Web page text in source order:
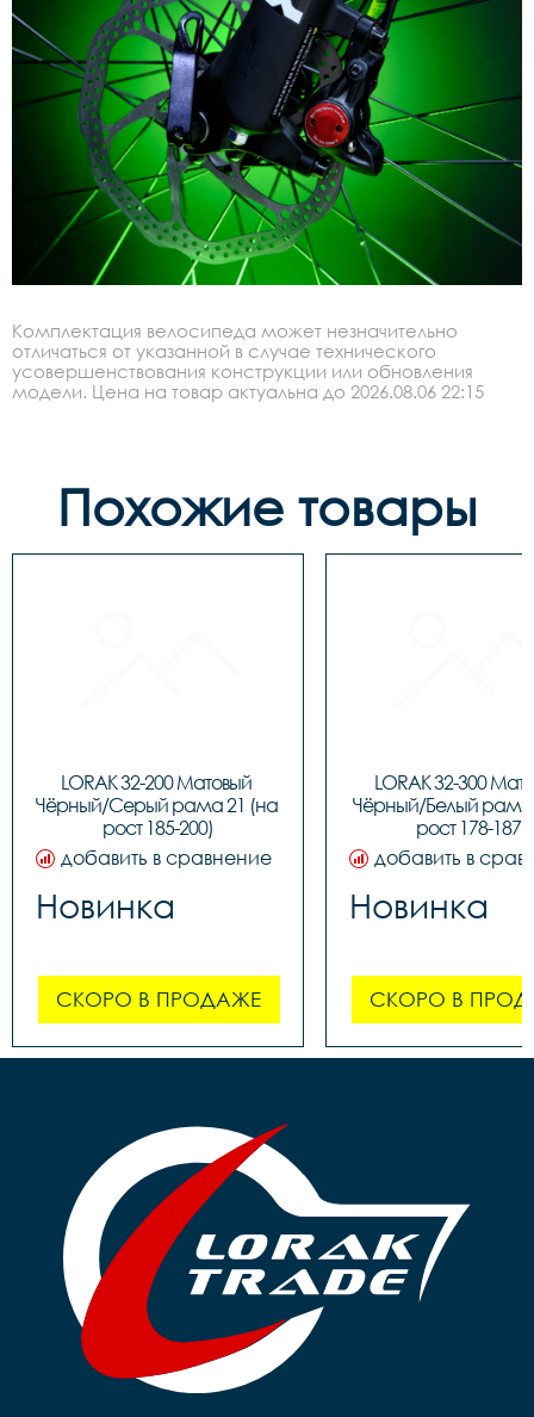
Комплектация велосипеда может незначительно
отличаться от указанной в случае технического
усовершенствования конструкции или обновления
модели. Цена на товар актуальна до 2026.08.06 22:15
Похожие товары
LORAK 32-200 Матовый
Чёрный/Серый рама 21 (на
рост 185-200)
добавить в сравнение
Новинка
СКОРО В ПРОДАЖЕ
LORAK 32-300
Чёрный/Белый рама
рост 178-187)
добавить в
Новинка
СКОРО В